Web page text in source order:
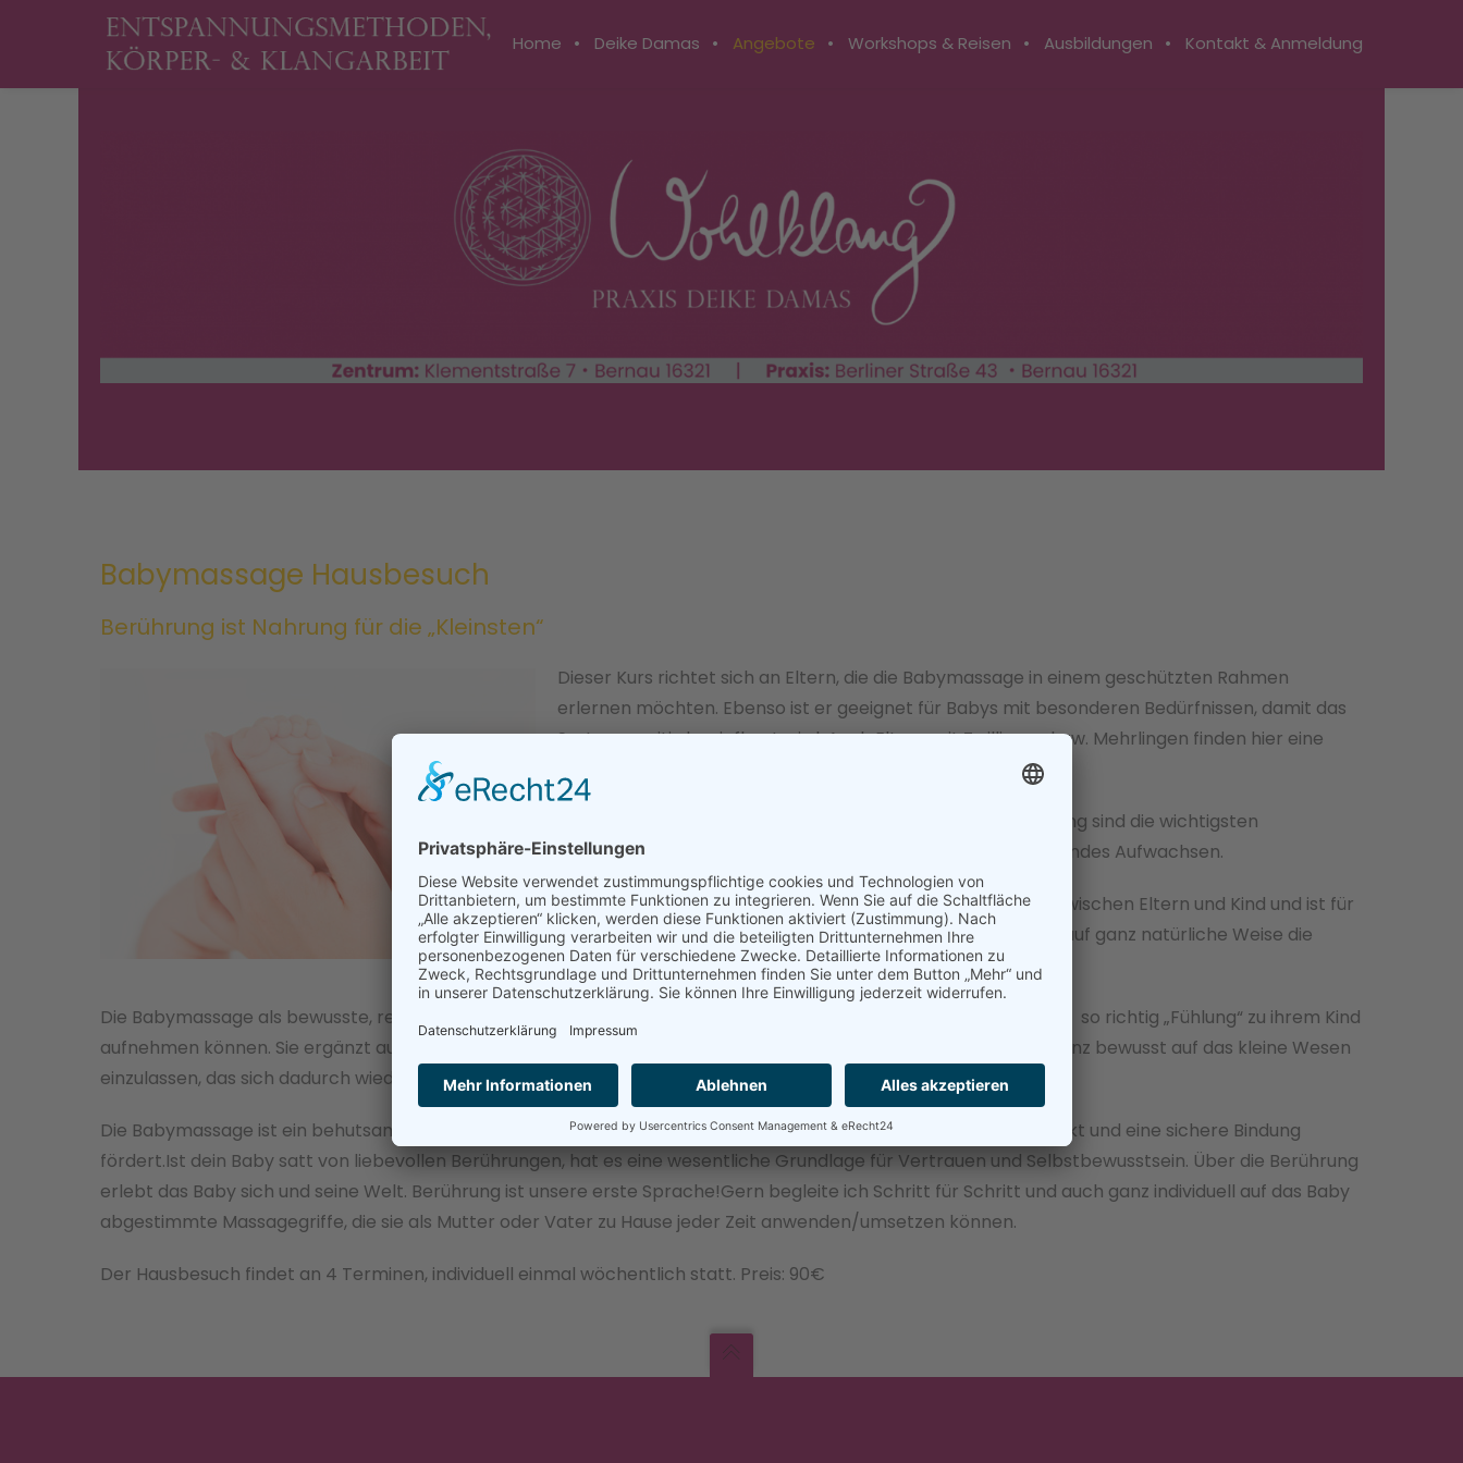
Home Deike Damas Angebote Workshops & Reisen Ausbildungen Kontakt & Anmeldung
Babymassage Hausbesuch
Berührung ist Nahrung für die „Kleinsten“
Dieser Kurs richtet sich an Eltern, die die Babymassage in einem geschützten Rahmen
erlernen möchten. Ebenso ist er geeignet für Babys mit besonderen Bedürfnissen, damit das
System positiv beeinflusst wird .Auch Eltern mit Zwillingen bzw. Mehrlingen finden hier eine
Körperkontakt und Berührung, liebevolle, bewusste Berührung sind die wichtigsten
Grundbausteine und Voraussetzungen für eine rundum gesundes Aufwachsen.
Auf spielerischer Art und Weise vertieft sie die Verbindung zwischen Eltern und Kind und ist für
beide Seiten eine Bereicherung und Erfüllung. So fördert sie auf ganz natürliche Weise die
Gesundheit.
Die Babymassage als bewusste, respektvolle Behandlung verstanden, ist das entscheidende Mehr, mit dem Eltern so richtig „Fühlung“ zu ihrem Kind
aufnehmen können. Sie ergänzt auf wunderbare Weise die sprachliche Kommunikation und hilft den Eltern sich ganz bewusst auf das kleine Wesen
einzulassen, das sich dadurch wiederum aufgehoben, behütet und geliebt fühlt.
Die Babymassage ist ein behutsames, liebevolles Angebot, das dem Baby Wohlbefinden und Geborgenheit schenkt und eine sichere Bindung
fördert.Ist dein Baby satt von liebevollen Berührungen, hat es eine wesentliche Grundlage für Vertrauen und Selbstbewusstsein. Über die Berührung
erlebt das Baby sich und seine Welt. Berührung ist unsere erste Sprache!Gern begleite ich Schritt für Schritt und auch ganz individuell auf das Baby
abgestimmte Massagegriffe, die sie als Mutter oder Vater zu Hause jeder Zeit anwenden/umsetzen können.
Der Hausbesuch findet an 4 Terminen, individuell einmal wöchentlich statt. Preis: 90€